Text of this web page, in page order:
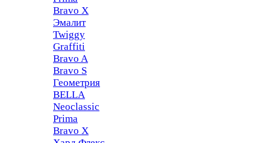
Bravo X
Эмалит
Twiggy
Graffiti
Bravo A
Bravo S
Геометрия
BELLA
Neoclassic
Prima
Bravo X